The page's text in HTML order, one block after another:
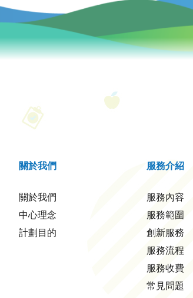
關於我們
關於我們
中心理念
計劃目的
服務介紹
服務內容
服務範圍
創新服務
服務流程
服務收費
常見問題